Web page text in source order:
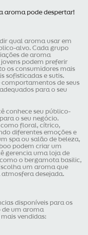
aroma pode despertar!
qual aroma usar em
alvo. Cada grupo
de aroma
podem preferir
os consumidores mais
sofisticadas e sutis.
comportamentos de seus
para o seu
conhece seu público-
o seu negócio.
como floral, cítrico,
diferentes emoções e
spa ou salão de beleza,
podem criar um
gerencia uma loja de
o bergamota basilic,
um aroma que
desejada.
disponíveis para os
de um aroma
vendidas: